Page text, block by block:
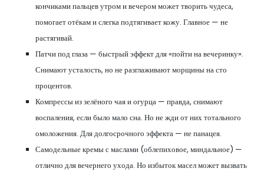
кончиками пальцев утром и вечером может творить чудеса,
помогает отёкам и слегка подтягивает кожу. Главное — не
растягивай.
Патчи под глаза — быстрый эффект для «пойти на вечеринку».
Снимают усталость, но не разглаживают морщины на сто
процентов.
Компрессы из зелёного чая и огурца — правда, снимают
воспаления, если было мало сна. Но не жди от них тотального
омоложения. Для долгосрочного эффекта — не панацея.
Самодельные кремы с маслами (облепиховое, миндальное) —
отлично для вечернего ухода. Но избыток масел может вызвать